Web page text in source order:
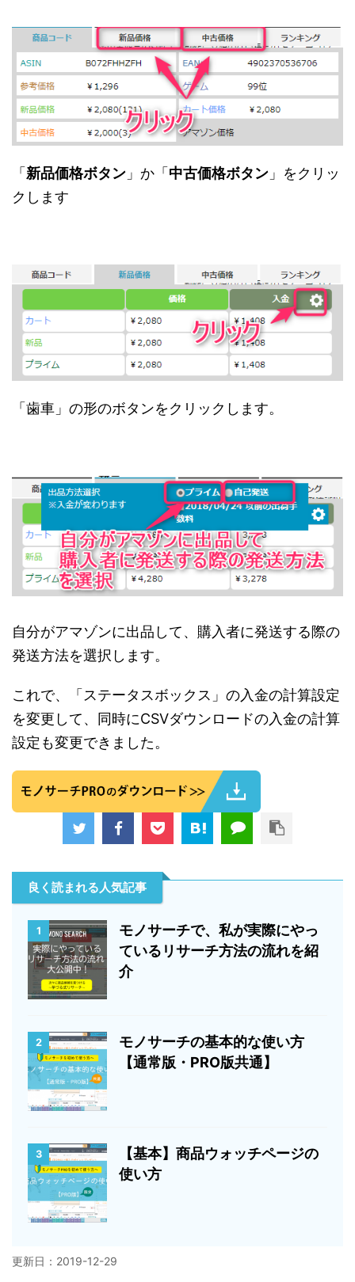
「 新品価格ボタン 」か「 中古価格ボタン 」をクリッ
クします
「歯車」の形のボタンをクリックします。
自分がアマゾンに出品して、購入者に発送する際の
発送方法を選択します。
これで、「ステータスボックス」の入金の計算設定
を変更して、同時にCSVダウンロードの入金の計算
設定も変更できました。
良く読まれる人気記事
1
モノサーチで、私が実際にやっ
ているリサーチ方法の流れを紹
介
2
モノサーチの基本的な使い方
【通常版・PRO版共通】
3
【基本】商品ウォッチページの
使い方
更新日： 2019-12-29